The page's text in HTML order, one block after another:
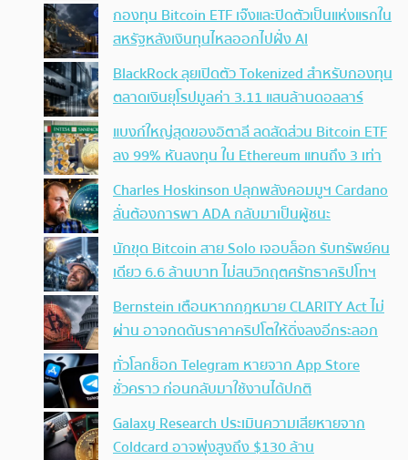
กองทุน Bitcoin ETF เจ๊งและปิดตัวเป็นแห่งแรกใน
สหรัฐหลังเงินทุนไหลออกไปฝั่ง AI
BlackRock ลุยเปิดตัว Tokenized สำหรับกองทุน
ตลาดเงินยุโรปมูลค่า 3.11 แสนล้านดอลลาร์
แบงก์ใหญ่สุดของอิตาลี ลดสัดส่วน Bitcoin ETF
ลง 99% หันลงทุน ใน Ethereum แทนถึง 3 เท่า
Charles Hoskinson ปลุกพลังคอมมูฯ Cardano
ลั่นต้องการพา ADA กลับมาเป็นผู้ชนะ
นักขุด Bitcoin สาย Solo เจอบล็อก รับทรัพย์คน
เดียว 6.6 ล้านบาท ไม่สนวิกฤตศรัทธาคริปโทฯ
Bernstein เตือนหากกฎหมาย CLARITY Act ไม่
ผ่าน อาจกดดันราคาคริปโตให้ดิ่งลงอีกระลอก
ทั่วโลกช็อก Telegram หายจาก App Store
ชั่วคราว ก่อนกลับมาใช้งานได้ปกติ
Galaxy Research ประเมินความเสียหายจาก
Coldcard อาจพุ่งสูงถึง $130 ล้าน